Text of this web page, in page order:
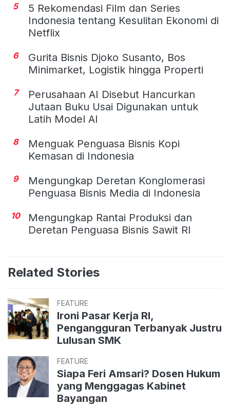
5
5 Rekomendasi Film dan Series
Indonesia tentang Kesulitan Ekonomi di
Netflix
6
Gurita Bisnis Djoko Susanto, Bos
Minimarket, Logistik hingga Properti
7
Perusahaan AI Disebut Hancurkan
Jutaan Buku Usai Digunakan untuk
Latih Model AI
8
Menguak Penguasa Bisnis Kopi
Kemasan di Indonesia
9
Mengungkap Deretan Konglomerasi
Penguasa Bisnis Media di Indonesia
10
Mengungkap Rantai Produksi dan
Deretan Penguasa Bisnis Sawit RI
Related Stories
FEATURE
Ironi Pasar Kerja RI,
Pengangguran Terbanyak Justru
Lulusan SMK
FEATURE
Siapa Feri Amsari? Dosen Hukum
yang Menggagas Kabinet
Bayangan